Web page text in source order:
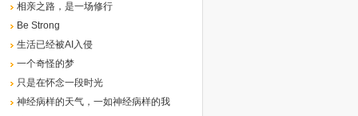
相亲之路，是一场修行
Be Strong
生活已经被AI入侵
一个奇怪的梦
只是在怀念一段时光
神经病样的天气，一如神经病样的我